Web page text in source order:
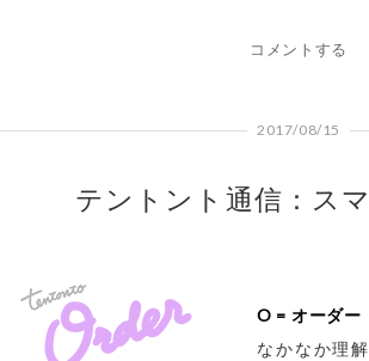
コメントする
2017/08/15
テントント通信：ス
O = オーダー
なかなか理